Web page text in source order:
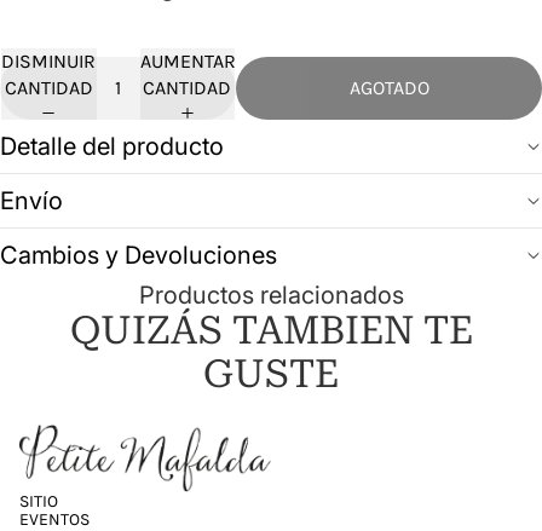
DISMINUIR
CANTIDAD
AUMENTAR
CANTIDAD
AGOTADO
Detalle del producto
Envío
Cambios y Devoluciones
Productos relacionados
QUIZÁS TAMBIEN TE
GUSTE
SITIO
EVENTOS